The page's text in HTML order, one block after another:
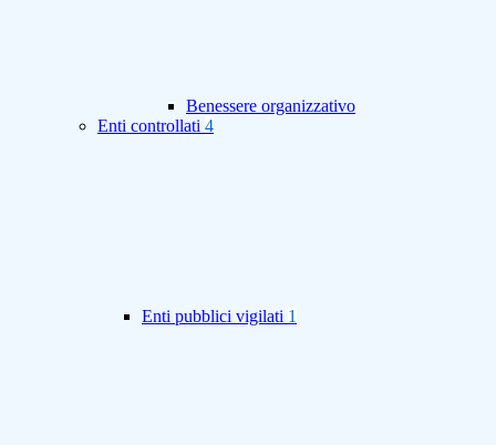
Benessere organizzativo
Enti controllati 4
Enti pubblici vigilati 1